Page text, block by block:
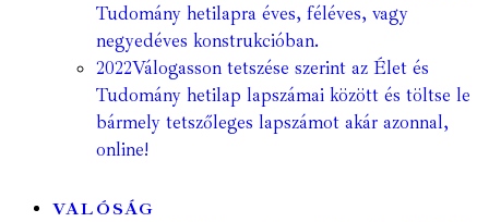
Tudomány hetilapra éves, féléves, vagy
negyedéves konstrukcióban.
2022Válogasson tetszése szerint az Élet és
Tudomány hetilap lapszámai között és töltse le
bármely tetszőleges lapszámot akár azonnal,
online!
VALÓSÁG